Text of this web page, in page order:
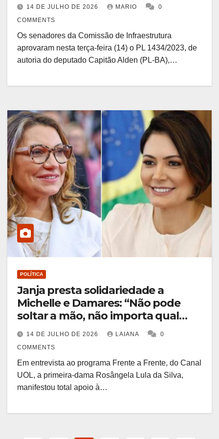
14 DE JULHO DE 2026 MARIO
0
COMMENTS
Os senadores da Comissão de Infraestrutura
aprovaram nesta terça-feira (14) o PL 1434/2023, de
autoria do deputado Capitão Alden (PL-BA),…
POLÍTICA
Janja presta solidariedade a
Michelle e Damares: “Não pode
soltar a mão, não importa qual
campo ideológico”
14 DE JULHO DE 2026 LAIANA
0
COMMENTS
Em entrevista ao programa Frente a Frente, do Canal
UOL, a primeira-dama Rosângela Lula da Silva,
manifestou total apoio à…